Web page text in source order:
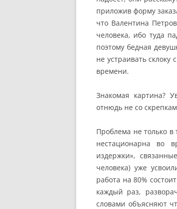
приложив форму
что Валентина
человека, ибо туда
поэтому бедная
не устраивать
времени.
Знакомая картина?
отнюдь не со
Проблема не только
нестационарна во
издержки»,
человека) уже
работа на 80%
каждый раз,
словами объясняют